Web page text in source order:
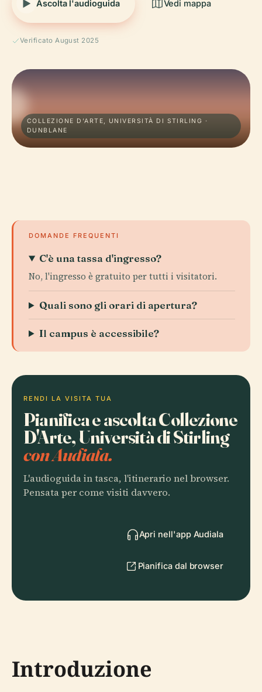
Ascolta l'audioguida Vedi mappa
Verificato August 2025
COLLEZIONE D'ARTE, UNIVERSITÀ DI STIRLING ·
DUNBLANE
DOMANDE FREQUENTI
C'è una tassa d'ingresso?
No, l'ingresso è gratuito per tutti i visitatori.
Quali sono gli orari di apertura?
Il campus è accessibile?
RENDI LA VISITA TUA
Pianifica e ascolta Collezione
D'Arte, Università di Stirling
con Audiala.
L'audioguida in tasca, l'itinerario nel browser.
Pensata per come visiti davvero.
Apri nell'app Audiala
Pianifica dal browser
Introduzione